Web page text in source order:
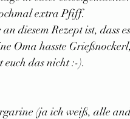
extra Pfiff.
an diesem Rezept ist,
Oma hasste
euch das nicht :-).
(ja ich weiß, alle